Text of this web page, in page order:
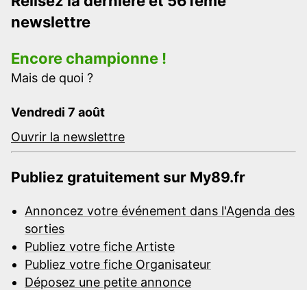
newslettre
Encore championne !
Mais de quoi ?
Vendredi 7 août
Ouvrir la newslettre
Publiez gratuitement sur My89.fr
Annoncez votre événement dans l'Agenda des
sorties
Publiez votre fiche Artiste
Publiez votre fiche Organisateur
Déposez une petite annonce